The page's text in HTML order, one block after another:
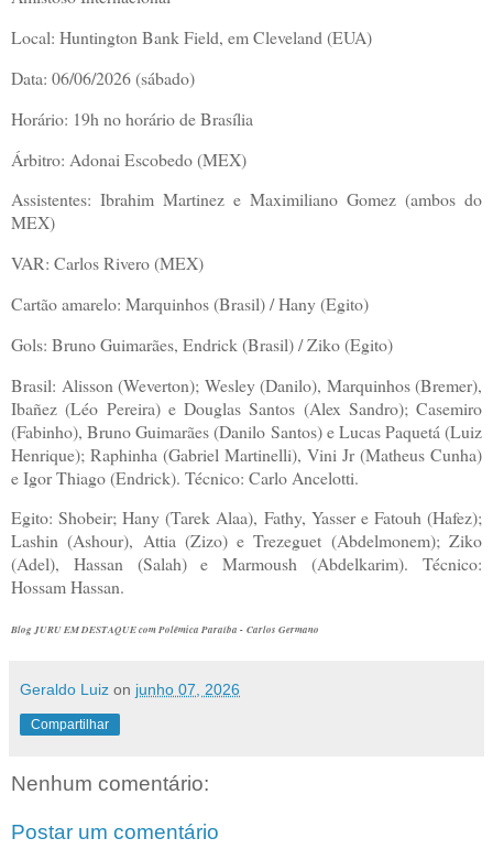
Local: Huntington Bank Field, em Cleveland (EUA)
Data: 06/06/2026 (sábado)
Horário: 19h no horário de Brasília
Árbitro: Adonai Escobedo (MEX)
Assistentes: Ibrahim Martinez e Maximiliano Gomez (ambos do
MEX)
VAR: Carlos Rivero (MEX)
Cartão amarelo: Marquinhos (Brasil) / Hany (Egito)
Gols: Bruno Guimarães, Endrick (Brasil) / Ziko (Egito)
Brasil: Alisson (Weverton); Wesley (Danilo), Marquinhos (Bremer),
Ibañez (Léo Pereira) e Douglas Santos (Alex Sandro); Casemiro
(Fabinho), Bruno Guimarães (Danilo Santos) e Lucas Paquetá (Luiz
Henrique); Raphinha (Gabriel Martinelli), Vini Jr (Matheus Cunha)
e Igor Thiago (Endrick). Técnico: Carlo Ancelotti.
Egito: Shobeir; Hany (Tarek Alaa), Fathy, Yasser e Fatouh (Hafez);
Lashin (Ashour), Attia (Zizo) e Trezeguet (Abdelmonem); Ziko
(Adel), Hassan (Salah) e Marmoush (Abdelkarim). Técnico:
Hossam Hassan.
Blog JURU EM DESTAQUE com Polêmica Paraíba - Carlos Germano
Geraldo Luiz on junho 07, 2026
Compartilhar
Nenhum comentário:
Postar um comentário